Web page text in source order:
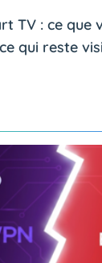
TV : ce que
qui reste